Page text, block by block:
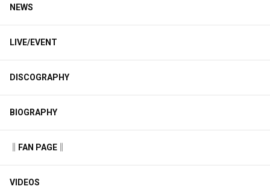
NEWS
LIVE/EVENT
DISCOGRAPHY
BIOGRAPHY
‖FAN PAGE‖
VIDEOS